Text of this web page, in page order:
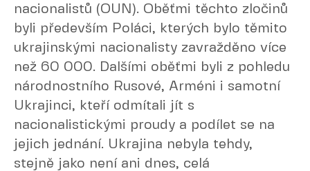
nacionalistů (OUN). Oběťmi těchto zločinů
byli především Poláci, kterých bylo těmito
ukrajinskými nacionalisty zavražděno více
než 60 000. Dalšími oběťmi byli z pohledu
národnostního Rusové, Arméni i samotní
Ukrajinci, kteří odmítali jít s
nacionalistickými proudy a podílet se na
jejich jednání. Ukrajina nebyla tehdy,
stejně jako není ani dnes, celá